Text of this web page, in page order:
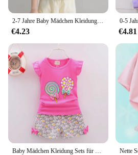
€4.23 €4.81